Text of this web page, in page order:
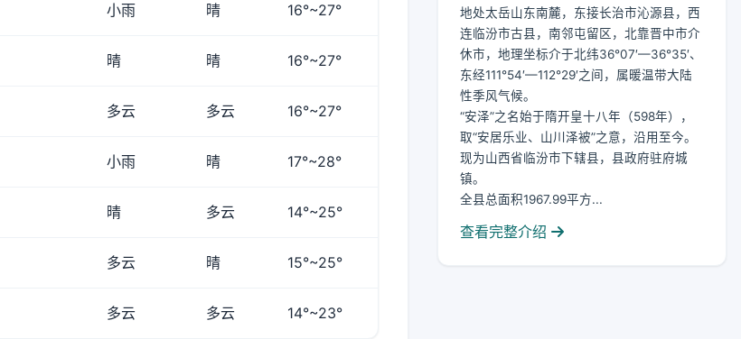
小雨 晴 16°~27°
晴 晴 16°~27°
多云 多云 16°~27°
小雨 晴 17°~28°
晴 多云 14°~25°
多云 晴 15°~25°
多云 多云 14°~23°
地处太岳山东南麓，东接长治市沁源县，西
连临汾市古县，南邻屯留区，北靠晋中市介
休市，地理坐标介于北纬36°07′—36°35′、
东经111°54′—112°29′之间，属暖温带大陆
性季风气候。
“安泽”之名始于隋开皇十八年（598年），
取“安居乐业、山川泽被”之意，沿用至今。
现为山西省临汾市下辖县，县政府驻府城
镇。
全县总面积1967.99平方...
查看完整介绍